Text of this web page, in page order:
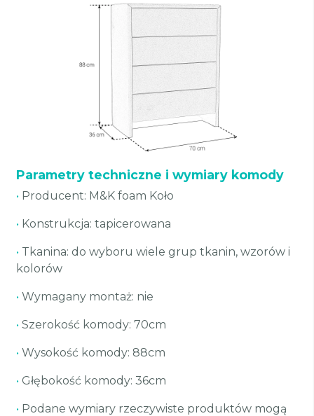
Parametry techniczne i wymiary komody
• Producent: M&K foam Koło
• Konstrukcja: tapicerowana
• Tkanina: do wyboru wiele grup tkanin, wzorów i
kolorów
• Wymagany montaż: nie
• Szerokość komody: 70cm
• Wysokość komody: 88cm
• Głębokość komody: 36cm
• Podane wymiary rzeczywiste produktów mogą